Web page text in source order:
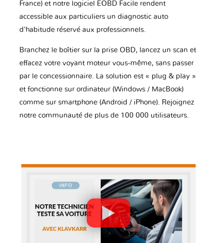
France) et notre logiciel EOBD Facile rendent
accessible aux particuliers un diagnostic auto
d'habitude réservé aux professionnels.
Branchez le boîtier sur la prise OBD, lancez un scan et
effacez votre voyant moteur vous-même, sans passer
par le concessionnaire. La solution est « plug & play »
et fonctionne sur ordinateur (Windows / MacBook)
comme sur smartphone (Android / iPhone). Rejoignez
notre communauté de plus de 100 000 utilisateurs.